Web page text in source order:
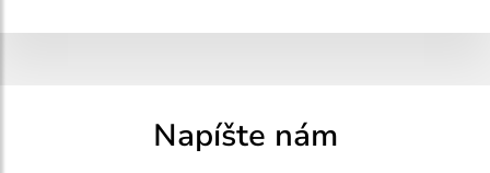
Napíšte nám